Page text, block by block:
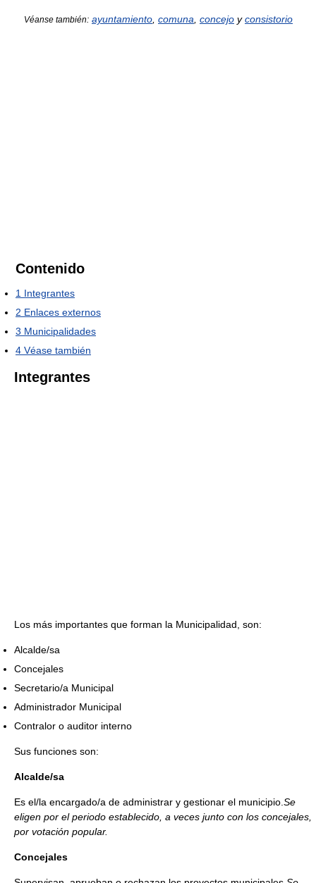
Véanse también: ayuntamiento comuna concejo yconsistorio
Contenido
1 Integrantes
2 Enlaces externos
3 Municipalidades
4 Véase también
Integrantes
Los más importantes que forman la Municipalidad, son:
Alcalde/sa
Concejales
Secretario/a Municipal
Administrador Municipal
Contralor o auditor interno
Sus funciones son:
Alcalde/sa
Es el/la encargado/a de administrar y gestionar el municipio. Se
eligen por el periodo establecido, a veces junto con los concejales,
por votación popular.
Concejales